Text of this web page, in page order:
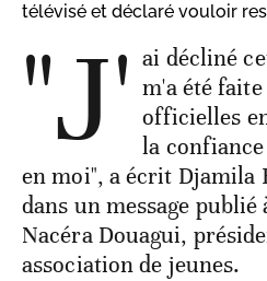
télévisé et déclaré vouloir
"J' ai décliné
m'a été
officielles
la
en moi", a écrit Djamila
dans un message publié
Nacéra Douagui,
association de jeunes.